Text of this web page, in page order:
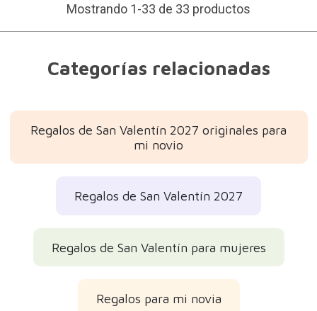
Mostrando 1-33 de 33 productos
Categorías relacionadas
Regalos de San Valentín 2027 originales para
mi novio
Regalos de San Valentín 2027
Regalos de San Valentín para mujeres
Regalos para mi novia